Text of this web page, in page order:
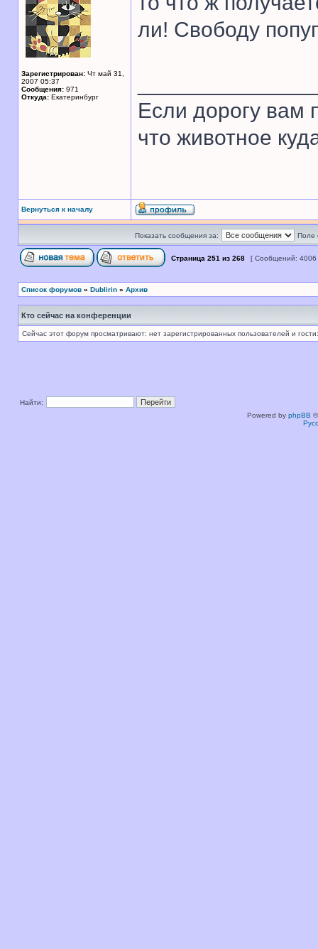
Зарегистрирован: Чт май 31,
2007 05:37
Сообщения: 971
Откуда: Екатеринбург
ли! Свободу
Если дорогу вам
что животное
Вернуться к началу
Показать сообщения за: Поле
Страница 251 из 268 [ Сообщений:
Список форумов » Dublirin » Архив
Кто сейчас на конференции
Сейчас этот форум просматривают: нет зарегистрированных пользователей и
Найти:
Powered by phpBB